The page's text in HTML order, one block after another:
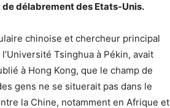
délabrement des Etats-Unis.
chinoise et chercheur principal
Tsinghua à Pékin, avait
à Hong Kong, que le champ de
gens ne se situerait pas dans le
la Chine, notamment en Afrique et